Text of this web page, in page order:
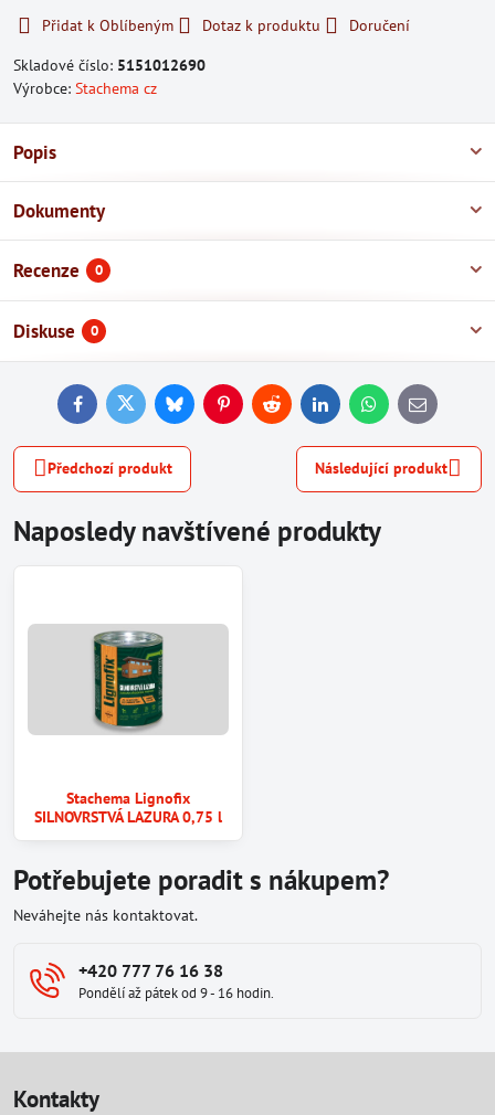
Přidat k Oblíbeným Dotaz k produktu
Doručení
Skladové číslo: 5151012690
Výrobce: Stachema cz
Popis
Dokumenty
Recenze 0
Diskuse 0
FacebookTwitterBlueskyPinterestReddit LinkedInWhatsApp
E-
mail
Předchozí produkt Následující produkt
Naposledy navštívené produkty
Stachema Lignofix
SILNOVRSTVÁ LAZURA 0,75 l
Potřebujete poradit s nákupem?
Neváhejte nás kontaktovat.
+420 777 76 16 38
Pondělí až pátek od 9 - 16 hodin.
Kontakty